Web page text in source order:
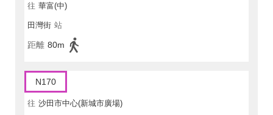
往 華富(中)
田灣街 站
距離 80m
N170
往 沙田市中心(新城市廣場)